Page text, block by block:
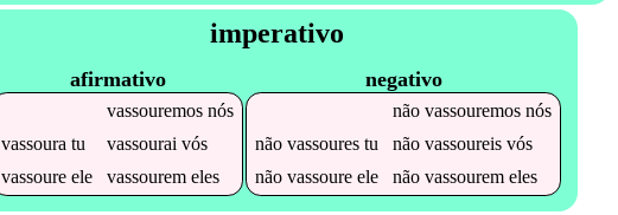
imperativo
afirmativo
vassouremosnós
vassoura tu vassourai vós
vassoureele vassouremeles
negativo
não vassouremosnós
não vassourestu não vassoureisvós
não vassoureele não vassouremeles